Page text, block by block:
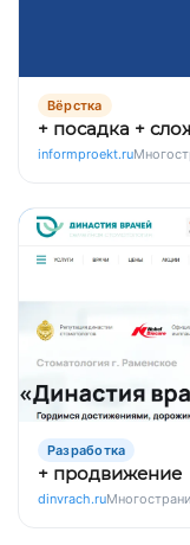
Вёрстка
+ посадка +
informproekt.ru
Разработка
+ продвижение
dinvrach.ru